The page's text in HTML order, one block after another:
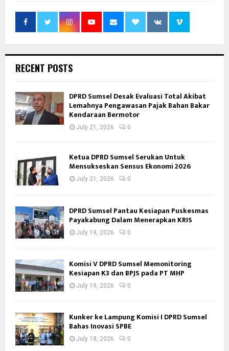
RECENT POSTS
DPRD Sumsel Desak Evaluasi Total Akibat
Lemahnya Pengawasan Pajak Bahan Bakar
Kendaraan Bermotor
July 21, 2026 0
Ketua DPRD Sumsel Serukan Untuk
Mensukseskan Sensus Ekonomi 2026
July 21, 2026 0
DPRD Sumsel Pantau Kesiapan Puskesmas
Payakabung Dalam Menerapkan KRIS
July 19, 2026 0
Komisi V DPRD Sumsel Memonitoring
Kesiapan K3 dan BPJS pada PT MHP
July 19, 2026 0
Kunker ke Lampung Komisi I DPRD Sumsel
Bahas Inovasi SPBE
July 18, 2026 0